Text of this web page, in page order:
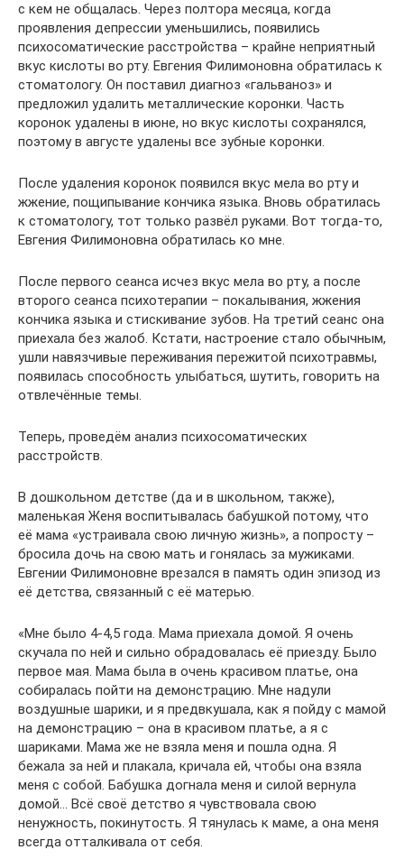
с кем не общалась. Через полтора месяца, когда
проявления депрессии уменьшились, появились
психосоматические расстройства – крайне неприятный
вкус кислоты во рту. Евгения Филимоновна обратилась к
стоматологу. Он поставил диагноз «гальваноз» и
предложил удалить металлические коронки. Часть
коронок удалены в июне, но вкус кислоты сохранялся,
поэтому в августе удалены все зубные коронки.
После удаления коронок появился вкус мела во рту и
жжение, пощипывание кончика языка. Вновь обратилась
к стоматологу, тот только развёл руками. Вот тогда-то,
Евгения Филимоновна обратилась ко мне.
После первого сеанса исчез вкус мела во рту, а после
второго сеанса психотерапии – покалывания, жжения
кончика языка и стискивание зубов. На третий сеанс она
приехала без жалоб. Кстати, настроение стало обычным,
ушли навязчивые переживания пережитой психотравмы,
появилась способность улыбаться, шутить, говорить на
отвлечённые темы.
Теперь, проведём анализ психосоматических
расстройств.
В дошкольном детстве (да и в школьном, также),
маленькая Женя воспитывалась бабушкой потому, что
её мама «устраивала свою личную жизнь», а попросту –
бросила дочь на свою мать и гонялась за мужиками.
Евгении Филимоновне врезался в память один эпизод из
её детства, связанный с её матерью.
«Мне было 4-4,5 года. Мама приехала домой. Я очень
скучала по ней и сильно обрадовалась её приезду. Было
первое мая. Мама была в очень красивом платье, она
собиралась пойти на демонстрацию. Мне надули
воздушные шарики, и я предвкушала, как я пойду с мамой
на демонстрацию – она в красивом платье, а я с
шариками. Мама же не взяла меня и пошла одна. Я
бежала за ней и плакала, кричала ей, чтобы она взяла
меня с собой. Бабушка догнала меня и силой вернула
домой… Всё своё детство я чувствовала свою
ненужность, покинутость. Я тянулась к маме, а она меня
всегда отталкивала от себя.